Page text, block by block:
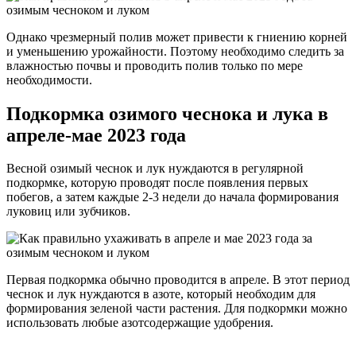
Однако чрезмерный полив может привести к гниению корней
и уменьшению урожайности. Поэтому необходимо следить за
влажностью почвы и проводить полив только по мере
необходимости.
Подкормка озимого чеснока и лука в
апреле-мае 2023 года
Весной озимый чеснок и лук нуждаются в регулярной
подкормке, которую проводят после появления первых
побегов, а затем каждые 2-3 недели до начала формирования
луковиц или зубчиков.
Первая подкормка обычно проводится в апреле. В этот период
чеснок и лук нуждаются в азоте, который необходим для
формирования зеленой части растения. Для подкормки можно
использовать любые азотсодержащие удобрения.